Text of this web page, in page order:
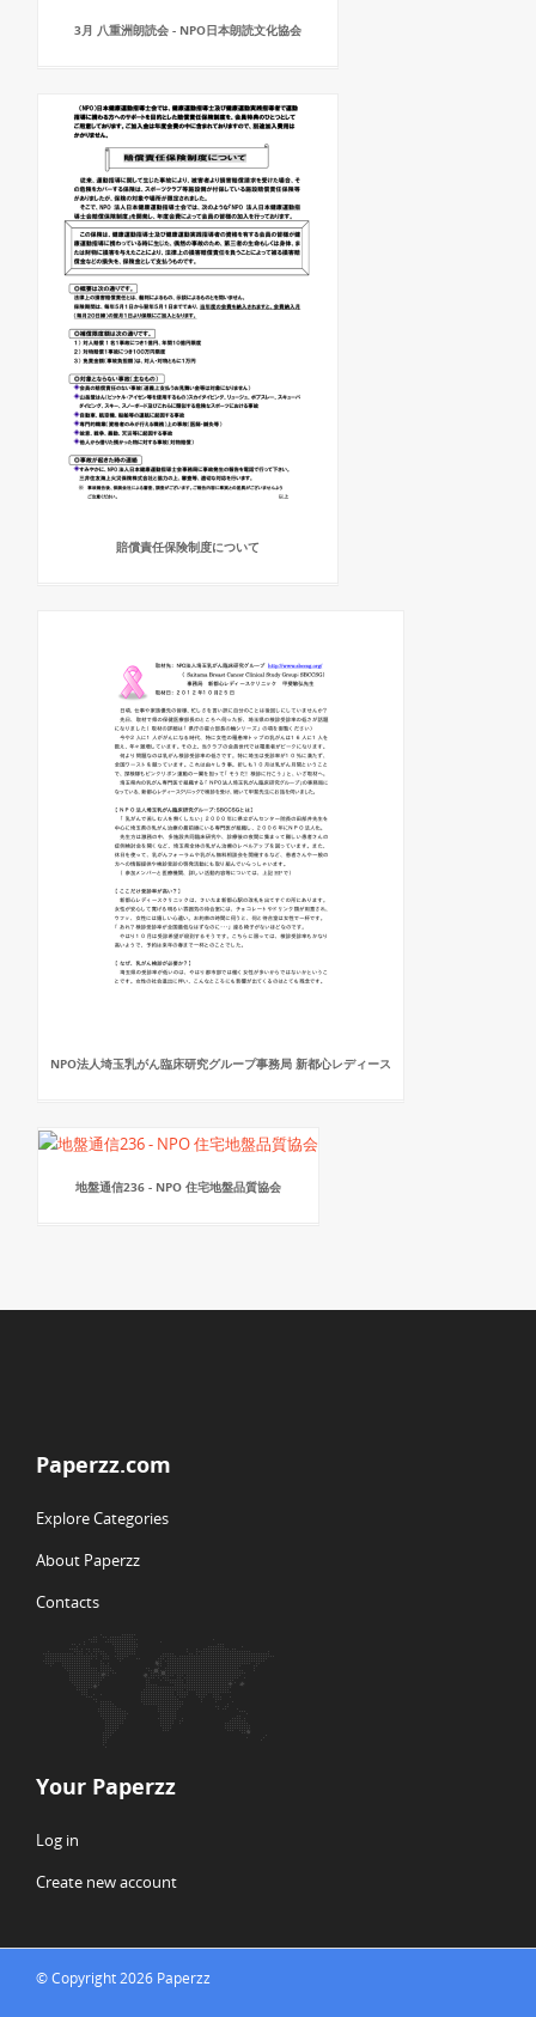
3月 八重洲朗読会 - NPO日本朗読文化協会
賠償責任保険制度について
NPO法人埼玉乳がん臨床研究グループ事務局 新都心レディース
地盤通信236 - NPO 住宅地盤品質協会
Paperzz.com
Explore Categories
About Paperzz
Contacts
Your Paperzz
Log in
Create new account
© Copyright 2026 Paperzz